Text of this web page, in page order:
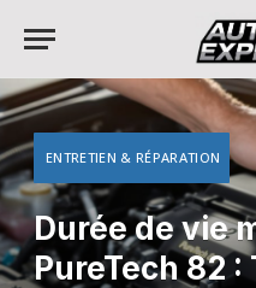
ENTRETIEN & RÉPARATION
Durée de vie
PureTech 82